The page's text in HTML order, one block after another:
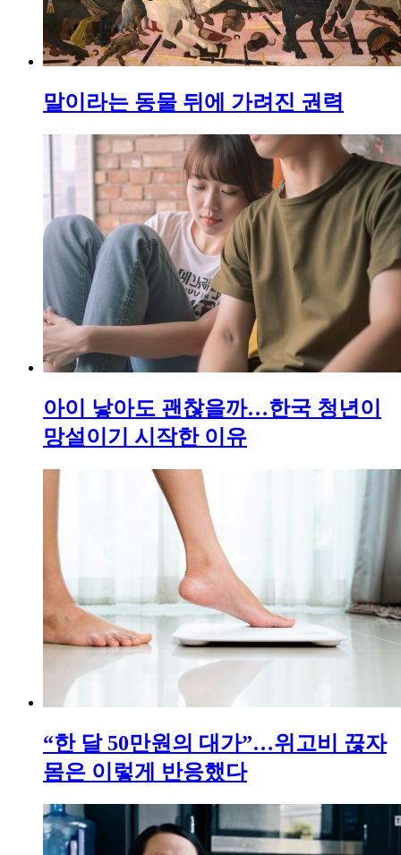
말이라는 동물 뒤에 가려진 권력
아이 낳아도 괜찮을까…한국 청년이
망설이기 시작한 이유
“한 달 50만원의 대가”…위고비 끊자
몸은 이렇게 반응했다